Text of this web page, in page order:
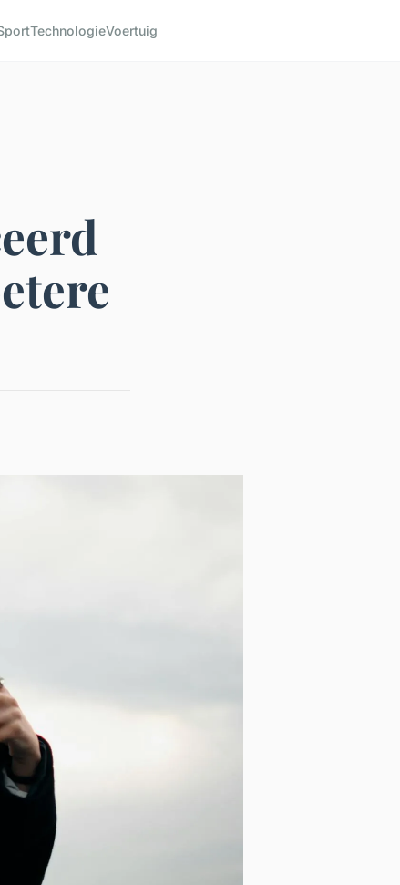
TechnologieVoertuig